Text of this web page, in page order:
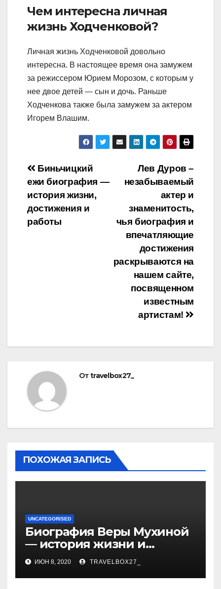
Чем интересна личная
жизнь Ходченковой?
Личная жизнь Ходченковой довольно
интересна. В настоящее время она замужем
за режиссером Юрием Морозом, с которым у
нее двое детей — сын и дочь. Раньше
Ходченкова также была замужем за актером
Игорем Влашим.
Навигация
по
записям
Лев Дуров –
незабываемый
актер и
знаменитость,
чья биография и
впечатляющие
достижения
раскрываются на
нашем сайте,
посвященном
известным
артистам!
Биньчицкий
ежи биография —
история жизни,
достижения и
работы
Отtravelbox27_
ПОХОЖАЯ ЗАПИСЬ
UNCATEGORISED
Биография Веры Мухиной
— история жизни и
карьеры успешной
художницы, ее
достижения и творчество
ИЮН 8, 2020 TRAVELBOX27_